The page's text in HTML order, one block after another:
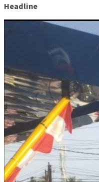
Headline